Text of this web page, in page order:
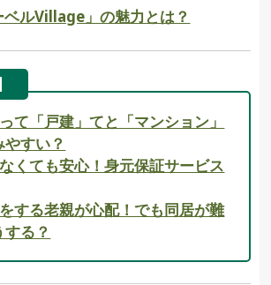
ベルVillage」の魅力とは？
て「戸建」てと「マンション」
すい？
くても安心！身元保証サービス
する老親が心配！でも同居が難
る？